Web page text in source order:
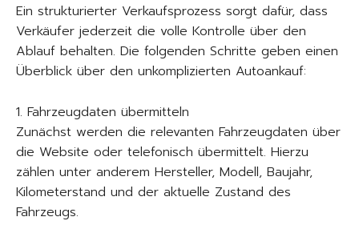
Ein strukturierter Verkaufsprozess sorgt dafür, dass
Verkäufer jederzeit die volle Kontrolle über den
Ablauf behalten. Die folgenden Schritte geben einen
Überblick über den unkomplizierten Autoankauf:
1. Fahrzeugdaten übermitteln
Zunächst werden die relevanten Fahrzeugdaten über
die Website oder telefonisch übermittelt. Hierzu
zählen unter anderem Hersteller, Modell, Baujahr,
Kilometerstand und der aktuelle Zustand des
Fahrzeugs.